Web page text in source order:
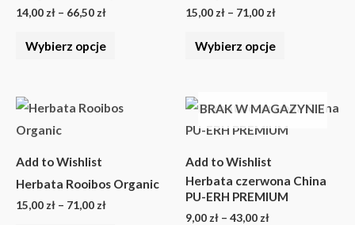
14,00 zł – 66,50 zł
Wybierz opcje
15,00 zł – 71,00 zł
Wybierz opcje
stronie
Add to Wishlist
Herbata Rooibos Organic
15,00 zł – 71,00 zł
Zakres
cen:
Ten
wariantów.
BRAK W MAGAZYNIE
Add to Wishlist
Herbata czerwona China
PU-ERH PREMIUM
9,00 zł – 43,00 zł
Zakres
cen:
od
do
43,00 zł
Ten
produkt
wiele
wariantów.